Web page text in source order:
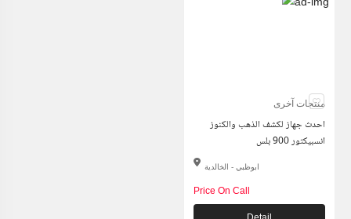
منتجات آخرى
احدث جهاز لكشف الذهب والكنوز
انسبيكتور 900 بلس
ابوظبي - الخالدية
Price On Call